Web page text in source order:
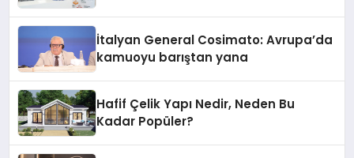
İtalyan General Cosimato: Avrupa’da
kamuoyu barıştan yana
Hafif Çelik Yapı Nedir, Neden Bu
Kadar Popüler?